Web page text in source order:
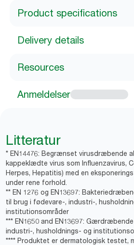
Product specifications
Delivery details
Resources
Anmeldelser
Litteratur
* EN14476: Begrænset virusdræbende
kappeklædte virus som Influenzavirus,
Herpes, Hepatitis) med en
under rene forhold.
** EN 1276 og EN13697:
til brug i fødevare-, industri-,
institutionsområder
*** EN1650 and EN13697:
industri-, husholdnings- og
**** Produktet er dermatologisk testet,